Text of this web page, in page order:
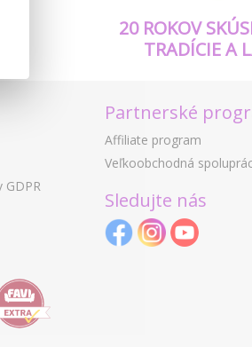
20 ROKOV
TRADÍCIE A
GDPR
Partnerské
Affiliate program
Veľkoobchodná
Sledujte nás